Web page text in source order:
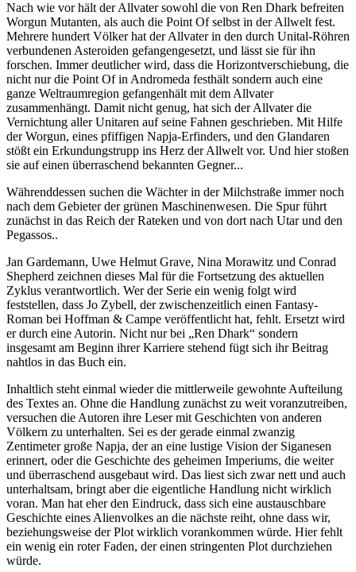
Nach wie vor hält der Allvater sowohl die von Ren Dhark befreiten
Worgun Mutanten, als auch die Point Of selbst in der Allwelt fest.
Mehrere hundert Völker hat der Allvater in den durch Unital-Röhren
verbundenen Asteroiden gefangengesetzt, und lässt sie für ihn
forschen. Immer deutlicher wird, dass die Horizontverschiebung, die
nicht nur die Point Of in Andromeda festhält sondern auch eine
ganze Weltraumregion gefangenhält mit dem Allvater
zusammenhängt. Damit nicht genug, hat sich der Allvater die
Vernichtung aller Unitaren auf seine Fahnen geschrieben. Mit Hilfe
der Worgun, eines pfiffigen Napja-Erfinders, und den Glandaren
stößt ein Erkundungstrupp ins Herz der Allwelt vor. Und hier stoßen
sie auf einen überraschend bekannten Gegner...
Währenddessen suchen die Wächter in der Milchstraße immer noch
nach dem Gebieter der grünen Maschinenwesen. Die Spur führt
zunächst in das Reich der Rateken und von dort nach Utar und den
Pegassos..
Jan Gardemann, Uwe Helmut Grave, Nina Morawitz und Conrad
Shepherd zeichnen dieses Mal für die Fortsetzung des aktuellen
Zyklus verantwortlich. Wer der Serie ein wenig folgt wird
feststellen, dass Jo Zybell, der zwischenzeitlich einen Fantasy-
Roman bei Hoffman & Campe veröffentlicht hat, fehlt. Ersetzt wird
er durch eine Autorin. Nicht nur bei „Ren Dhark“ sondern
insgesamt am Beginn ihrer Karriere stehend fügt sich ihr Beitrag
nahtlos in das Buch ein.
Inhaltlich steht einmal wieder die mittlerweile gewohnte Aufteilung
des Textes an. Ohne die Handlung zunächst zu weit voranzutreiben,
versuchen die Autoren ihre Leser mit Geschichten von anderen
Völkern zu unterhalten. Sei es der gerade einmal zwanzig
Zentimeter große Napja, der an eine lustige Vision der Siganesen
erinnert, oder die Geschichte des geheimen Imperiums, die weiter
und überraschend ausgebaut wird. Das liest sich zwar nett und auch
unterhaltsam, bringt aber die eigentliche Handlung nicht wirklich
voran. Man hat eher den Eindruck, dass sich eine austauschbare
Geschichte eines Alienvolkes an die nächste reiht, ohne dass wir,
beziehungsweise der Plot wirklich vorankommen würde. Hier fehlt
ein wenig ein roter Faden, der einen stringenten Plot durchziehen
würde.